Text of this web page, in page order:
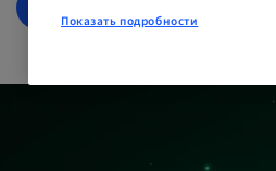
Показать подробности